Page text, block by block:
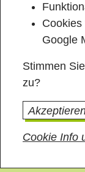
Cookies
Google
Stimmen
zu?
Cookie Info